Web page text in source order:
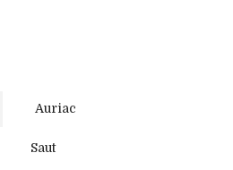
Auriac
Saut